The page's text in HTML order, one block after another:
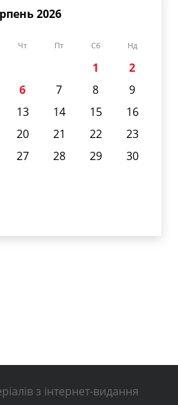
2026
Чт Пт Сб Нд
1
2
6 7 8
9
13 14 15
16
20 21 22
23
27 28 29
30
з інтернет-видання